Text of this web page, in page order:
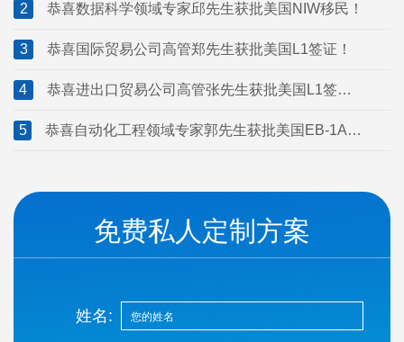
2
恭喜数据科学领域专家邱先生获批美国NIW移民！
3 恭喜国际贸易公司高管郑先生获批美国L1签证！
4
恭喜进出口贸易公司高管张先生获批美国L1签
5
恭喜自动化工程领域专家郭先生获批美国EB-1A移
免费私人定制方案
姓名: